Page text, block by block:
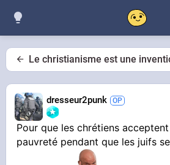
Le christianisme est une
dresseur2punk
Pour que les chrétiens
pauvreté pendant que les juifs